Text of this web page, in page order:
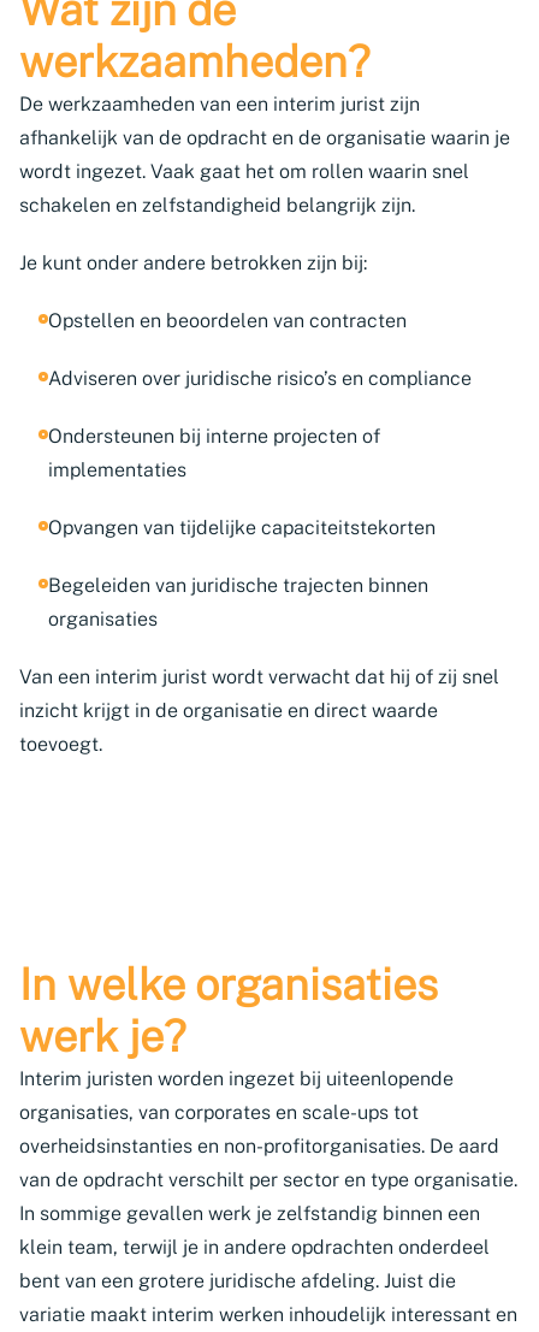
werkzaamheden?
De werkzaamheden van een interim jurist zijn
afhankelijk van de opdracht en de organisatie waarin je
wordt ingezet. Vaak gaat het om rollen waarin snel
schakelen en zelfstandigheid belangrijk zijn.
Je kunt onder andere betrokken zijn bij:
Opstellen en beoordelen van contracten
Adviseren over juridische risico’s en compliance
Ondersteunen bij interne projecten of
implementaties
Opvangen van tijdelijke capaciteitstekorten
Begeleiden van juridische trajecten binnen
organisaties
Van een interim jurist wordt verwacht dat hij of zij snel
inzicht krijgt in de organisatie en direct waarde
toevoegt.
In welke organisaties
werk je?
Interim juristen worden ingezet bij uiteenlopende
organisaties, van corporates en scale-ups tot
overheidsinstanties en non-profitorganisaties. De aard
van de opdracht verschilt per sector en type organisatie.
In sommige gevallen werk je zelfstandig binnen een
klein team, terwijl je in andere opdrachten onderdeel
bent van een grotere juridische afdeling. Juist die
variatie maakt interim werken inhoudelijk interessant en